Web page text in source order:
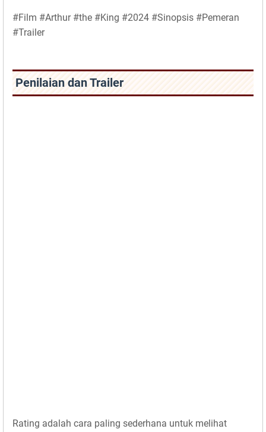
#Film #Arthur #the #King #2024 #Sinopsis #Pemeran
#Trailer
Penilaian dan Trailer
Rating adalah cara paling sederhana untuk melihat